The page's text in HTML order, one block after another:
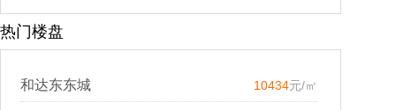
热门楼盘
和达东东城 10434元/㎡